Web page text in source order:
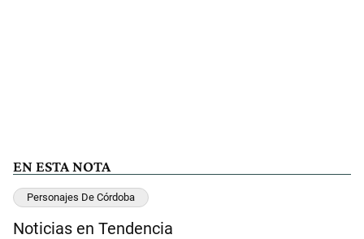
EN ESTA NOTA
Personajes De Córdoba
Noticias en Tendencia